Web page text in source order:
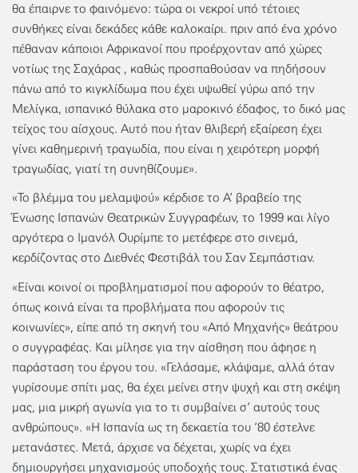
θα έπαιρνε το φαινόμενο: τώρα οι νεκροί υπό τέτοιες
συνθήκες είναι δεκάδες κάθε καλοκαίρι. πριν από ένα χρόνο
πέθαναν κάποιοι Αφρικανοί που προέρχονταν από χώρες
νοτίως της Σαχάρας , καθώς προσπαθούσαν να πηδήσουν
πάνω από το κιγκλίδωμα που έχει υψωθεί γύρω από την
Μελίγκα, ισπανικό θύλακα στο μαροκινό έδαφος, το δικό μας
τείχος του αίσχους. Αυτό που ήταν θλιβερή εξαίρεση έχει
γίνει καθημερινή τραγωδία, που είναι η χειρότερη μορφή
τραγωδίας, γιατί τη συνηθίζουμε».
«Το βλέμμα του μελαμψού» κέρδισε το Α’ βραβείο της
Ένωσης Ισπανών Θεατρικών Συγγραφέων, το 1999 και λίγο
αργότερα ο Ιμανόλ Ουρίμπε το μετέφερε στο σινεμά,
κερδίζοντας στο Διεθνές Φεστιβάλ του Σαν Σεμπάστιαν.
«Είναι κοινοί οι προβληματισμοί που αφορούν το θέατρο,
όπως κοινά είναι τα προβλήματα που αφορούν τις
κοινωνίες», είπε από τη σκηνή του «Από Μηχανής» θεάτρου
ο συγγραφέας. Και μίλησε για την αίσθηση που άφησε η
παράσταση του έργου του. «Γελάσαμε, κλάψαμε, αλλά όταν
γυρίσουμε σπίτι μας, θα έχει μείνει στην ψυχή και στη σκέψη
μας, μια μικρή αγωνία για το τι συμβαίνει σ’ αυτούς τους
ανθρώπους». «Η Ισπανία ως τη δεκαετία του ’80 έστελνε
μετανάστες. Μετά, άρχισε να δέχεται, χωρίς να έχει
δημιουργήσει μηχανισμούς υποδοχής τους. Στατιστικά ένας